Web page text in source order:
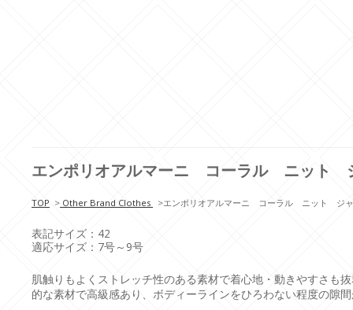
エンポリオアルマーニ コーラル ニット
TOP > Other Brand Clothes >エンポリオアルマーニ コーラル ニット ジ
表記サイズ：42
適応サイズ：7号～9号
肌触りもよくストレッチ性のある素材で着心地・動きやすさも
的な素材で高級感あり、ボディーラインをひろわない程度の隙